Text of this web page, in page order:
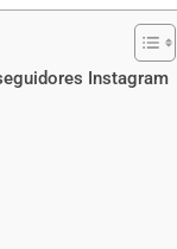
Instagram